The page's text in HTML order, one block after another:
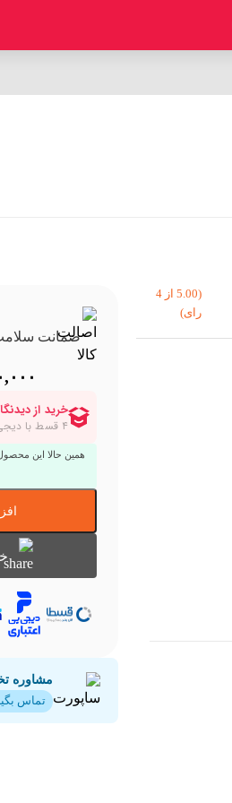
(5.00 از 4
رای)
ضمانت
همین حالا این
مشاوره
تماس